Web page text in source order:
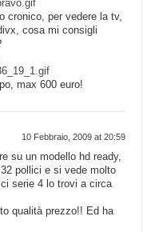
cronico, per vedere la tv,
cosa mi consigli
max 600 euro!
10 Febbraio, 2009 at 20:59
su un modello hd ready,
pollici e si vede molto
serie 4 lo trovi a circa
qualità prezzo!! Ed ha